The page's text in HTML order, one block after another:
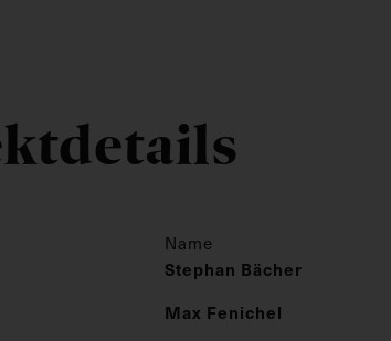
Name
Stephan Bächer
Max Fenichel